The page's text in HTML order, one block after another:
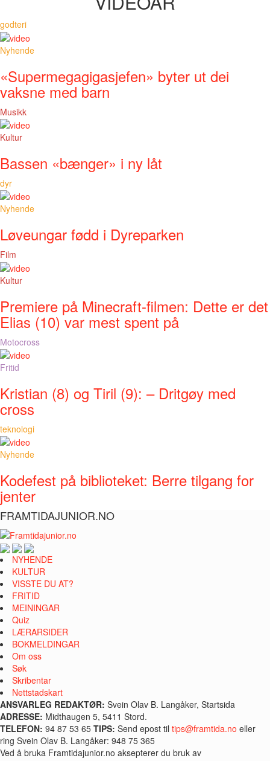
godteri
Nyhende
«Supermegagigasjefen» byter ut dei
vaksne med barn
Musikk
Kultur
Bassen «bænger» i ny låt
dyr
Nyhende
Løveungar fødd i Dyreparken
Film
Kultur
Premiere på Minecraft-filmen: Dette er det
Elias (10) var mest spent på
Motocross
Fritid
Kristian (8) og Tiril (9): – Dritgøy med
cross
teknologi
Nyhende
Kodefest på biblioteket: Berre tilgang for
jenter
FRAMTIDAJUNIOR.NO
NYHENDE
KULTUR
VISSTE DU AT?
FRITID
MEININGAR
Quiz
LÆRARSIDER
BOKMELDINGAR
Om oss
Søk
Skribentar
Nettstadskart
ANSVARLEG REDAKTØR: Svein Olav B. Langåker, Startsida
ADRESSE: Midthaugen 5, 5411 Stord.
TELEFON: 94 87 53 65 TIPS: Send epost til tips@framtida.no eller
ring Svein Olav B. Langåker: 948 75 365
Ved å bruka Framtidajunior.no aksepterer du bruk av